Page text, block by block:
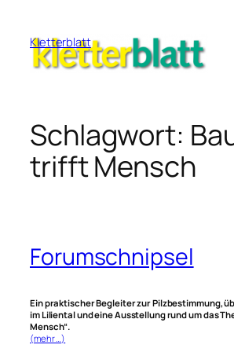
Inhalt
springen
Kletterblatt
Schlagwort:
trifft Mensch
Forumschnipsel
Ein praktischer Begleiter zur Pilzbestimmung,
im Liliental und eine Ausstellung rund um das
Mensch“.
(mehr …)